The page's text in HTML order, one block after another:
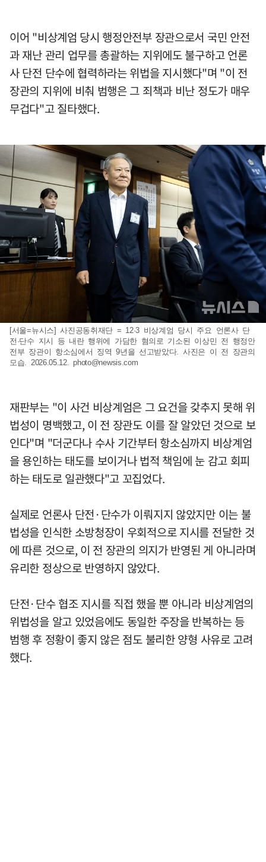
이어 "비상계엄 당시 행정안전부 장관으로서 국민 안전
과 재난 관리 업무를 총괄하는 지위에도 불구하고 언론
사 단전 단수에 협력하라는 위법을 지시했다"며 "이 전
장관의 지위에 비춰 범행은 그 죄책과 비난 정도가 매우
무겁다"고 질타했다.
[서울=뉴시스] 사진공동취재단 = 12·3 비상계엄 당시 주요 언론사 단
전·단수 지시 등 내란 행위에 가담한 혐의로 기소된 이상민 전 행정안
전부 장관이 항소심에서 징역 9년을 선고받았다. 사진은 이 전 장관의
모습. 2026.05.12.photo@newsis.com
재판부는 "이 사건 비상계엄은 그 요건을 갖추지 못해 위
법성이 명백했고, 이 전 장관도 이를 잘 알았던 것으로 보
인다"며 "더군다나 수사 기간부터 항소심까지 비상계엄
을 용인하는 태도를 보이거나 법적 책임에 눈 감고 회피
하는 태도로 일관했다"고 꼬집었다.
실제로 언론사 단전·단수가 이뤄지지 않았지만 이는 불
법성을 인식한 소방청장이 우회적으로 지시를 전달한 것
에 따른 것으로, 이 전 장관의 의지가 반영된 게 아니라며
유리한 정상으로 반영하지 않았다.
단전·단수 협조 지시를 직접 했을 뿐 아니라 비상계엄의
위법성을 알고 있었음에도 동일한 주장을 반복하는 등
범행 후 정황이 좋지 않은 점도 불리한 양형 사유로 고려
했다.